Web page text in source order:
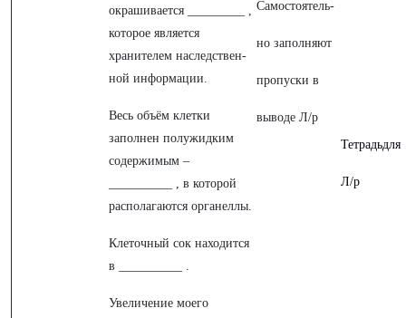
окрашивается _________ ,
которое является
хранителем наследствен-
ной информации.
Весь объём клетки
заполнен полужидким
содержимым –
__________ , в которой
располагаются органеллы.
Клеточный сок находится
в __________ .
Увеличение моего
Самостоятель-
но заполняют
пропуски в
выводе Л/р
Тетрадьдля
Л/р